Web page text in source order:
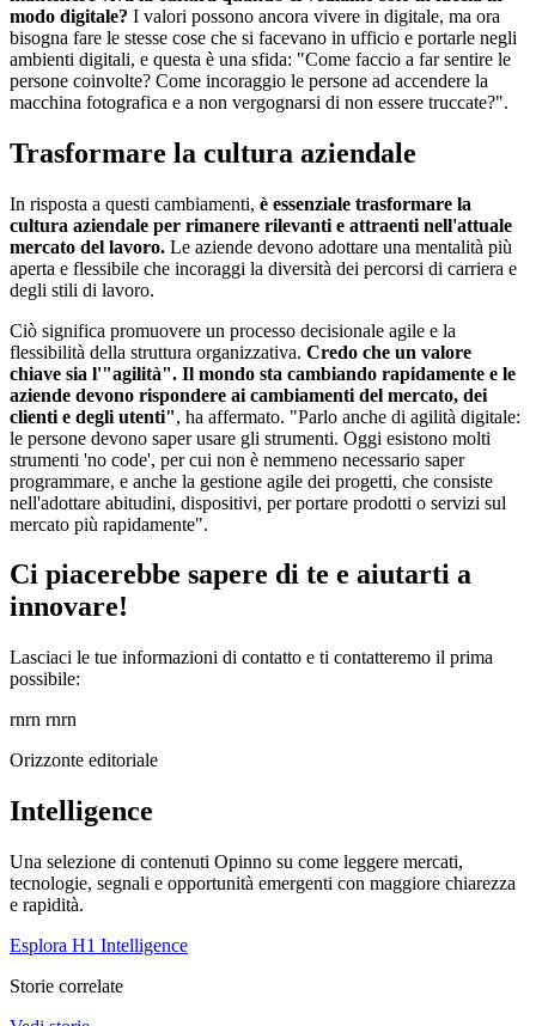
modo digitale? I valori possono ancora vivere in digitale, ma ora
bisogna fare le stesse cose che si facevano in ufficio e portarle negli
ambienti digitali, e questa è una sfida: "Come faccio a far sentire le
persone coinvolte? Come incoraggio le persone ad accendere la
macchina fotografica e a non vergognarsi di non essere truccate?".
Trasformare la cultura aziendale
In risposta a questi cambiamenti, è essenziale trasformare la
cultura aziendale per rimanere rilevanti e attraenti nell'attuale
mercato del lavoro. Le aziende devono adottare una mentalità più
aperta e flessibile che incoraggi la diversità dei percorsi di carriera e
degli stili di lavoro.
Ciò significa promuovere un processo decisionale agile e la
flessibilità della struttura organizzativa. Credo che un valore
chiave sia l'"agilità". Il mondo sta cambiando rapidamente e le
aziende devono rispondere ai cambiamenti del mercato, dei
clienti e degli utenti", ha affermato. "Parlo anche di agilità digitale:
le persone devono saper usare gli strumenti. Oggi esistono molti
strumenti 'no code', per cui non è nemmeno necessario saper
programmare, e anche la gestione agile dei progetti, che consiste
nell'adottare abitudini, dispositivi, per portare prodotti o servizi sul
mercato più rapidamente".
Ci piacerebbe sapere di te e aiutarti a
innovare!
Lasciaci le tue informazioni di contatto e ti contatteremo il prima
possibile:
rnrn rnrn
Orizzonte editoriale
Intelligence
Una selezione di contenuti Opinno su come leggere mercati,
tecnologie, segnali e opportunità emergenti con maggiore chiarezza
e rapidità.
Esplora H1 Intelligence
Storie correlate